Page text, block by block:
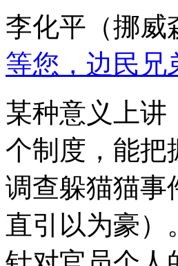
李化平（挪威
等您，边民兄
某种意义上讲
个制度，能把
调查躲猫猫事
直引以为豪）